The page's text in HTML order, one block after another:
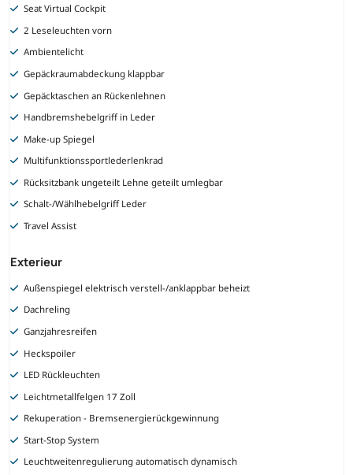
Seat Virtual Cockpit
2 Leseleuchten vorn
Ambientelicht
Gepäckraumabdeckung klappbar
Gepäcktaschen an Rückenlehnen
Handbremshebelgriff in Leder
Make-up Spiegel
Multifunktionssportlederlenkrad
Rücksitzbank ungeteilt Lehne geteilt umlegbar
Schalt-/Wählhebelgriff Leder
Travel Assist
Exterieur
Außenspiegel elektrisch verstell-/anklappbar beheizt
Dachreling
Ganzjahresreifen
Heckspoiler
LED Rückleuchten
Leichtmetallfelgen 17 Zoll
Rekuperation - Bremsenergierückgewinnung
Start-Stop System
Leuchtweitenregulierung automatisch dynamisch